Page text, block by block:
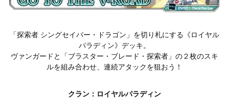
「探索者 シングセイバー・ドラゴン」を切り札にする《ロイヤル
パラディン》デッキ。
ヴァンガードと「ブラスター・ブレード・探索者」の２枚のスキ
ルを組み合わせ、連続アタックを狙おう！
クラン：ロイヤルパラディン